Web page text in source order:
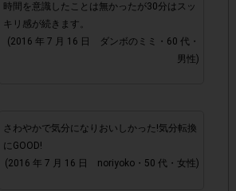
いのない場合があります。予めご了承く
答前にしていただければ、募集人数が
載期間内のアンケート回答が可能です。
メを含め、1つのアンケートにつき1人1
だいております。
時間を意識したことは無かったが30分はスッ
キリ感が続きます。
(2016 年 7 月 16 日 ダンボのミミ・60 代・
男性)
さわやかで気分になりおいしかった!気分転換
にGOOD!
(2016 年 7 月 16 日 noriyoko・50 代・女性)